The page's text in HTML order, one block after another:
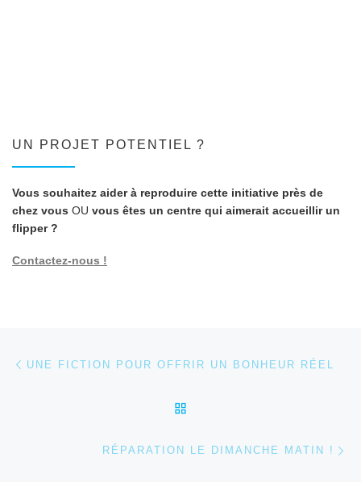
UN PROJET POTENTIEL ?
Vous souhaitez aider à reproduire cette initiative près de
chez vous OU vous êtes un centre qui aimerait accueillir un
flipper ?
Contactez-nous !
Parcourir les articles
UNE FICTION POUR OFFRIR UN BONHEUR RÉEL
RÉPARATION LE DIMANCHE MATIN !